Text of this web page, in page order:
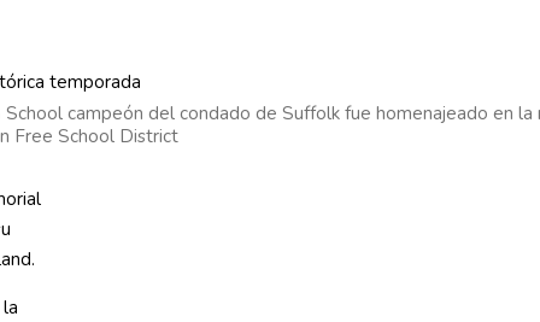
campeón del condado de Suffolk fue homenajeado en la
Free School District